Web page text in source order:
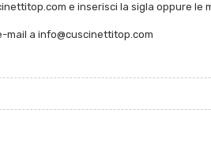
e inserisci la sigla oppure
mail a info@cuscinettitop.com